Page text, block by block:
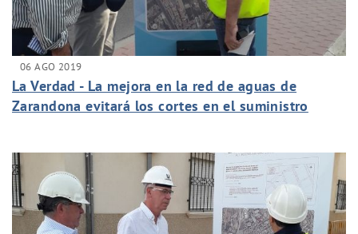
06 AGO 2019
La Verdad - La mejora en la red de aguas de
Zarandona evitará los cortes en el suministro